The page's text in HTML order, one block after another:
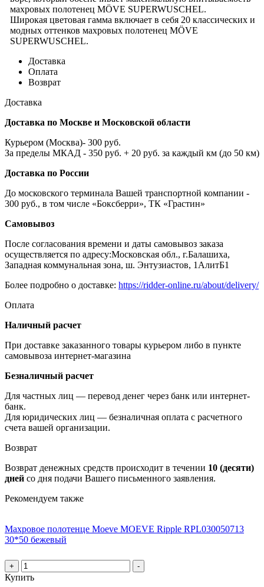
махровых полотенец MÖVE SUPERWUSCHEL.
Широкая цветовая гамма включает в себя 20 классических и
модных оттенков махровых полотенец MÖVE
SUPERWUSCHEL.
Доставка
Оплата
Возврат
Доставка
Доставка по Москве и Московской области
Курьером (Москва)- 300 руб.
За пределы МКАД - 350 руб. + 20 руб. за каждый км (до 50 км)
Доставка по России
До московского терминала Вашей транспортной компании -
300 руб., в том числе «Боксберри», ТК «Грастин»
Самовывоз
После согласования времени и даты самовывоз заказа
осуществляется по адресу:Московская обл., г.Балашиха,
Западная коммунальная зона, ш. Энтузиастов, 1АлитБ1
Более подробно о доставке: https://ridder-online.ru/about/delivery/
Оплата
Наличный расчет
При доставке заказанного товары курьером либо в пункте
самовывоза интернет-магазина
Безналичный расчет
Для частных лиц — перевод денег через банк или интернет-
банк.
Для юридических лиц — безналичная оплата с расчетного
счета вашей организации.
Возврат
Возврат денежных средств происходит в течении 10 (десяти)
дней со дня подачи Вашего письменного заявления.
Рекомендуем также
Махровое полотенце Moeve MOEVE Ripple RPL030050713
30*50 бежевый
+ -
Купить